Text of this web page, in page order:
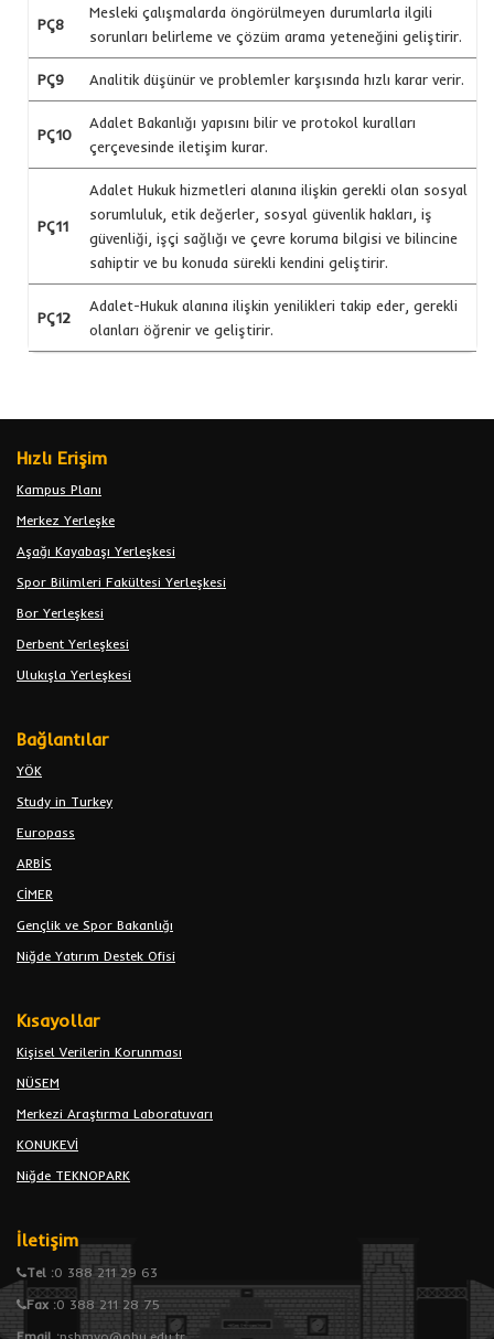
PÇ8
Mesleki çalışmalarda öngörülmeyen durumlarla ilgili
sorunları belirleme ve çözüm arama yeteneğini geliştirir.
PÇ9 Analitik düşünür ve problemler karşısında hızlı karar verir.
PÇ10
Adalet Bakanlığı yapısını bilir ve protokol kuralları
çerçevesinde iletişim kurar.
PÇ11
Adalet Hukuk hizmetleri alanına ilişkin gerekli olan sosyal
sorumluluk, etik değerler, sosyal güvenlik hakları, iş
güvenliği, işçi sağlığı ve çevre koruma bilgisi ve bilincine
sahiptir ve bu konuda sürekli kendini geliştirir.
PÇ12
Adalet-Hukuk alanına ilişkin yenilikleri takip eder, gerekli
olanları öğrenir ve geliştirir.
Hızlı Erişim
Kampus Planı
Merkez Yerleşke
Aşağı Kayabaşı Yerleşkesi
Spor Bilimleri Fakültesi Yerleşkesi
Bor Yerleşkesi
Derbent Yerleşkesi
Ulukışla Yerleşkesi
Bağlantılar
YÖK
Study in Turkey
Europass
ARBİS
CİMER
Gençlik ve Spor Bakanlığı
Niğde Yatırım Destek Ofisi
Kısayollar
Kişisel Verilerin Korunması
NÜSEM
Merkezi Araştırma Laboratuvarı
KONUKEVİ
Niğde TEKNOPARK
İletişim
Tel :0 388 211 29 63
Fax :0 388 211 28 75